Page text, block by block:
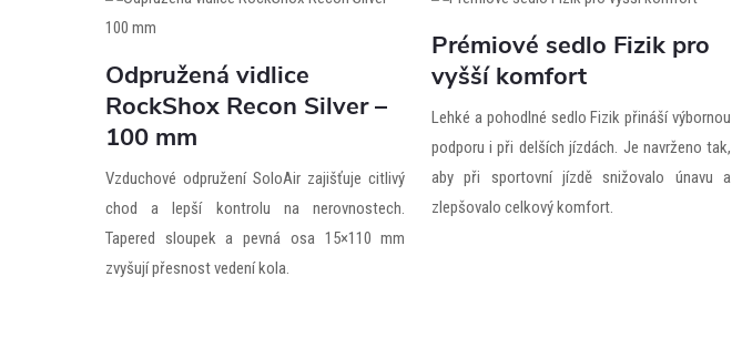
Odpružená vidlice
RockShox Recon Silver –
100 mm
Vzduchové odpružení SoloAir zajišťuje citlivý
chod a lepší kontrolu na nerovnostech.
Tapered sloupek a pevná osa 15×110 mm
zvyšují přesnost vedení kola.
Prémiové sedlo Fizik pro
vyšší komfort
Lehké a pohodlné sedlo Fizik přináší výbornou
podporu i při delších jízdách. Je navrženo tak,
aby při sportovní jízdě snižovalo únavu a
zlepšovalo celkový komfort.